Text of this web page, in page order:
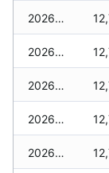
2026-03-01
2026-02-27
2026-02-26
2026-02-25
2026-02-24